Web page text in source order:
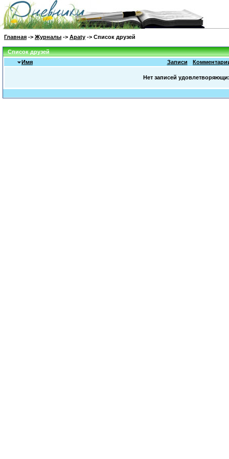
Главная -> Журналы -> Apaty -> Список друзей
Список друзей
Имя
Записи
Нет записей